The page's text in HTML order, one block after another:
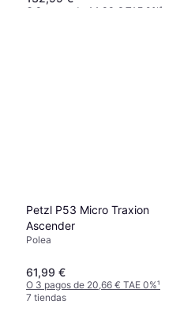
O 3 pagos de 44,33 € TAE 0%¹
Petzl P53 Micro Traxion
Ascender
Polea
61,99 €
O 3 pagos de 20,66 € TAE 0%¹
7 tiendas